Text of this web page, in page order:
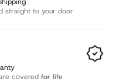
straight to your door.
covered for life